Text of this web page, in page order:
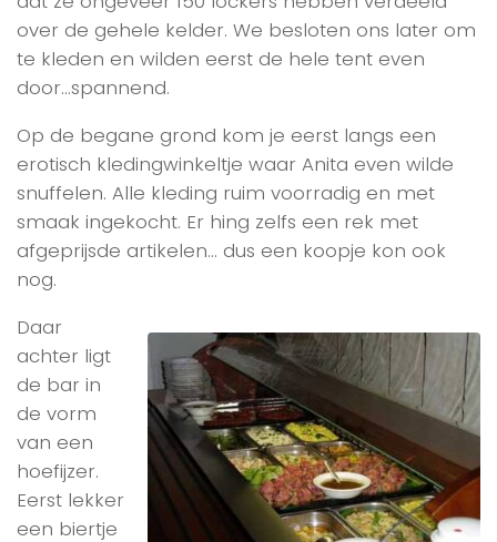
over de gehele kelder. We besloten ons later om
te kleden en wilden eerst de hele tent even
door…spannend.
Op de begane grond kom je eerst langs een
erotisch kledingwinkeltje waar Anita even wilde
snuffelen. Alle kleding ruim voorradig en met
smaak ingekocht. Er hing zelfs een rek met
afgeprijsde artikelen… dus een koopje kon ook
nog.
Daar
achter ligt
de bar in
de vorm
van een
hoefijzer.
Eerst lekker
een biertje